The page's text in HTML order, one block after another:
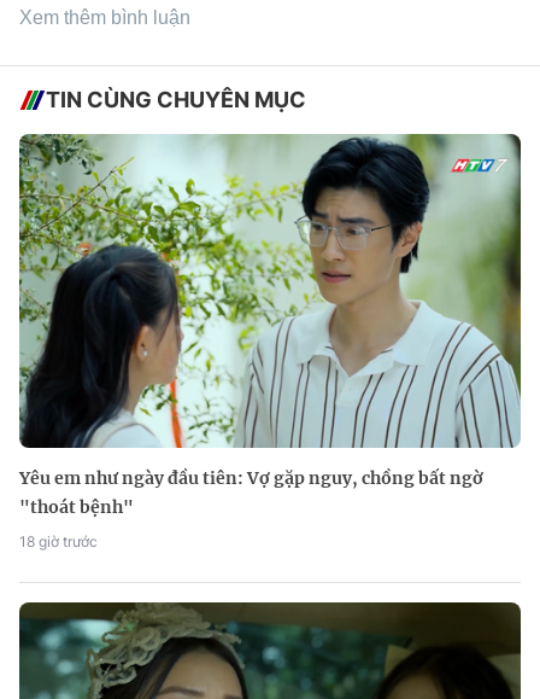
Xem thêm bình luận
TIN CÙNG CHUYÊN MỤC
Yêu em như ngày đầu tiên: Vợ gặp nguy, chồng bất ngờ
"thoát bệnh"
18 giờ trước